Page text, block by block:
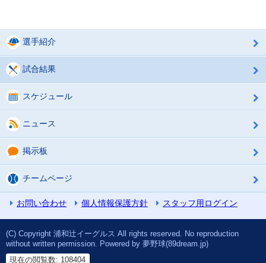
選手紹介
試合結果
スケジュール
ニュース
掲示板
チームページ
お問い合わせ 個人情報保護方針 スタッフ用ログイン
(C) Copyright 浦和辻イーグルス All rights reserved. No reproduction
without written permission. Powered by 夢野球(89dream.jp)
現在の閲覧数: 108404